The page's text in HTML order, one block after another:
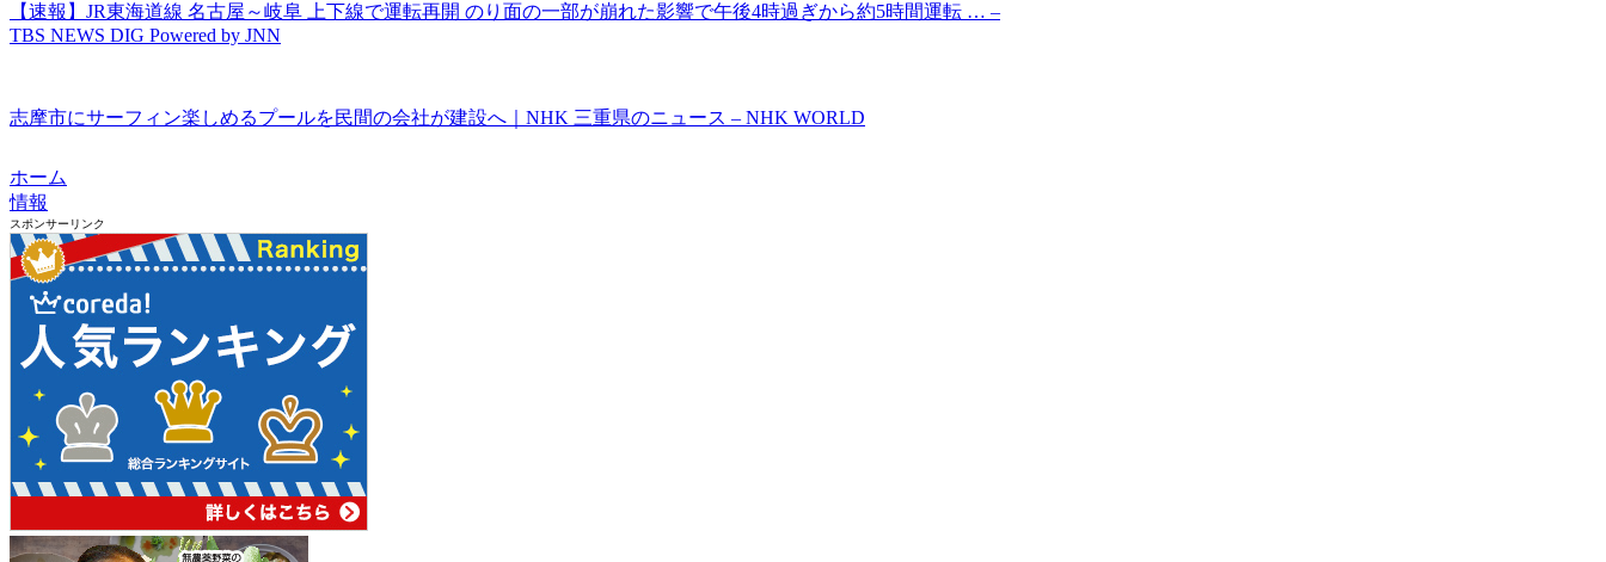
【速報】JR東海道線 名古屋～岐阜 上下線で運転再開 のり面の一部が崩れた影響で午後4時過ぎから約5時間運転 … –
TBS NEWS DIG Powered by JNN
志摩市にサーフィン楽しめるプールを民間の会社が建設へ｜NHK 三重県のニュース – NHK WORLD
ホーム
情報
スポンサーリンク